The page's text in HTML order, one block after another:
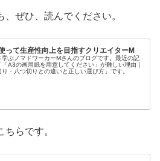
ぜひ、読んでください。
って生産性向上を目指すクリエイターM
学ぶノマドワーカーMさんのブログです。最近の記
「A3の画用紙を用意してください」が難しい理由｜
り・八つ切りとの違いと正しい選び方」です。
らです。